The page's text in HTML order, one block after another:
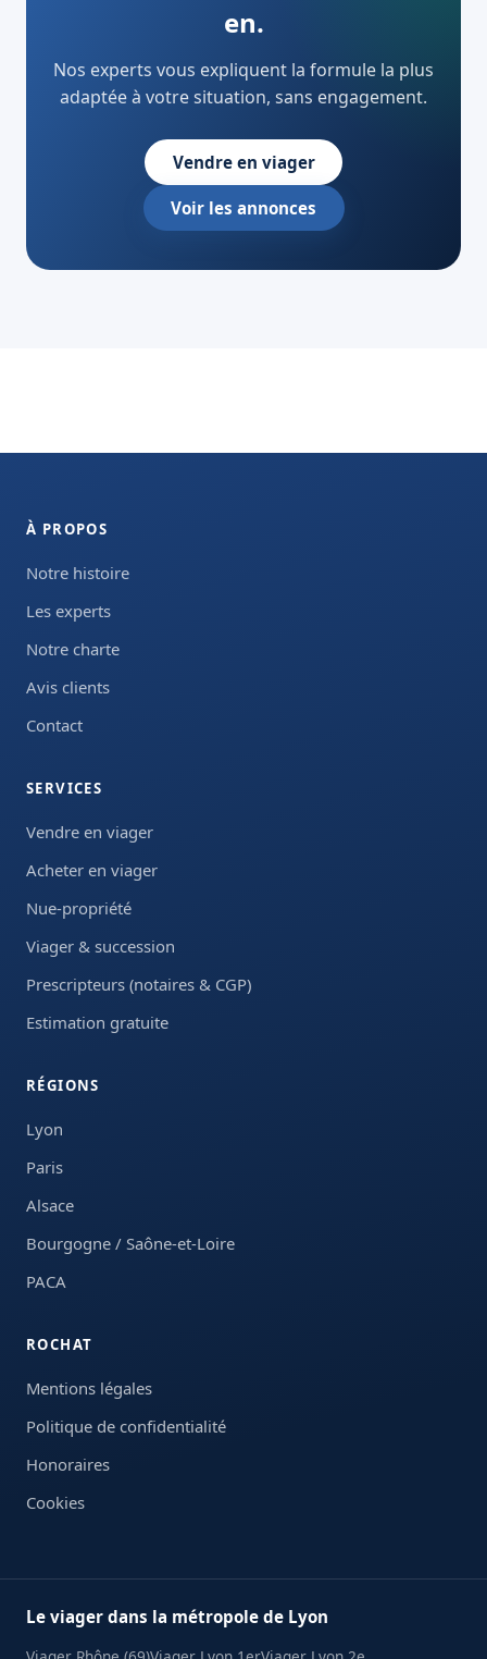
en.
Nos experts vous expliquent la formule la plus
adaptée à votre situation, sans engagement.
Vendre en viager
Voir les annonces
À PROPOS
Notre histoire
Les experts
Notre charte
Avis clients
Contact
SERVICES
Vendre en viager
Acheter en viager
Nue-propriété
Viager & succession
Prescripteurs (notaires & CGP)
Estimation gratuite
RÉGIONS
Lyon
Paris
Alsace
Bourgogne / Saône-et-Loire
PACA
ROCHAT
Mentions légales
Politique de confidentialité
Honoraires
Cookies
Le viager dans la métropole de Lyon